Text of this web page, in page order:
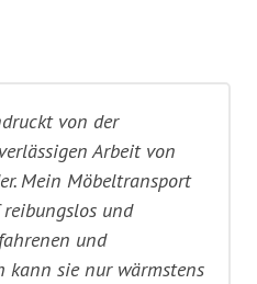
von der
Arbeit von
Mein Möbeltransport
und
und
kann sie nur wärmstens